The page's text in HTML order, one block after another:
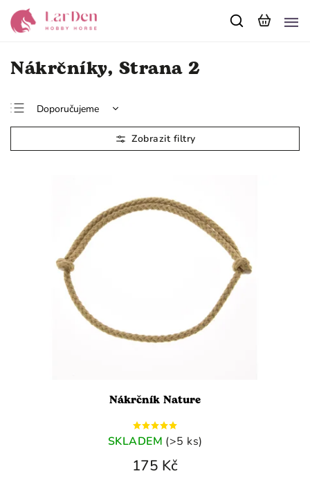
Nákrčníky, Strana 2
Doporučujeme
Nejlevnější
Nejdražší
Nákrčník Nature
SKLADEM (>5 ks)
175 Kč